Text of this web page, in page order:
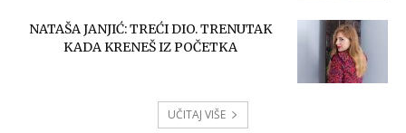
NATAŠA JANJIĆ: TREĆI DIO. TRENUTAK
KADA KRENEŠ IZ POČETKA
UČITAJ VIŠE